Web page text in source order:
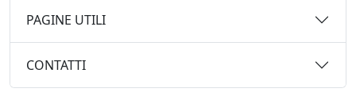
PAGINE UTILI
CONTATTI